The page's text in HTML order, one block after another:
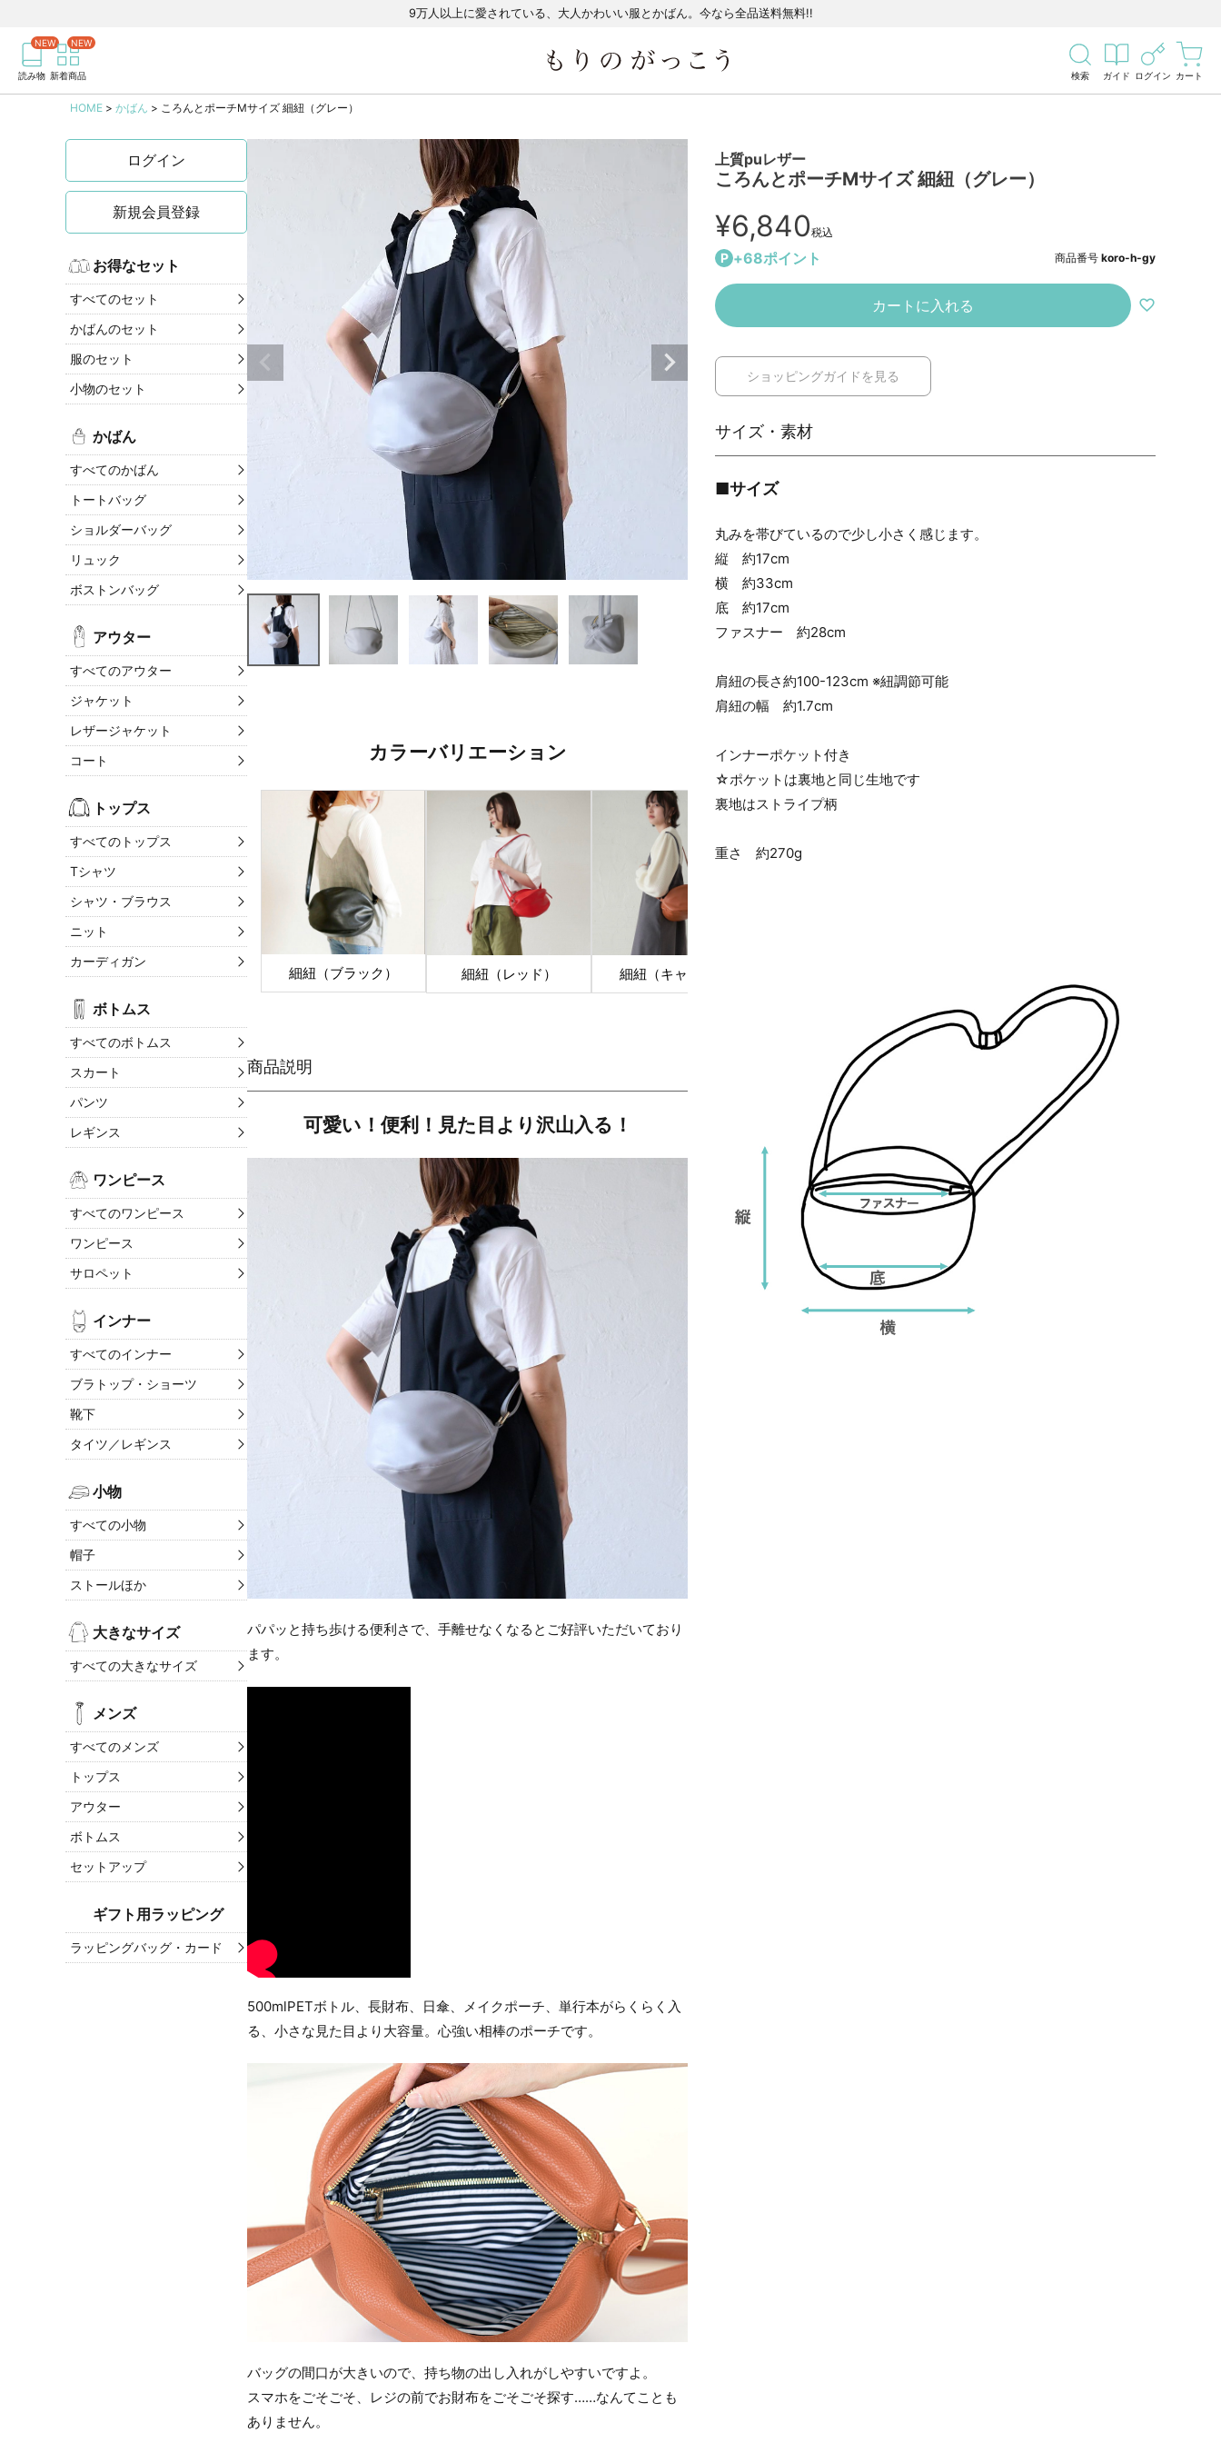
9万人以上に愛されている、大人かわいい服とかばん。今なら全品送料無料!!
読み物 新着商品 検索 ガイド ログイン カート
商品を検索
HOME かばん ころんとポーチMサイズ 細紐（グレー）
ログイン
新規会員登録
お得なセット
すべてのセット
かばんのセット
服のセット
小物のセット
かばん
すべてのかばん
トートバッグ
ショルダーバッグ
リュック
ボストンバッグ
アウター
すべてのアウター
ジャケット
レザージャケット
コート
トップス
すべてのトップス
Tシャツ
シャツ・ブラウス
ニット
カーディガン
ボトムス
すべてのボトムス
スカート
パンツ
レギンス
ワンピース
すべてのワンピース
ワンピース
サロペット
インナー
すべてのインナー
ブラトップ・ショーツ
靴下
タイツ／レギンス
小物
すべての小物
帽子
ストールほか
大きなサイズ
すべての大きなサイズ
メンズ
すべてのメンズ
トップス
アウター
ボトムス
セットアップ
ギフト用ラッピング
ラッピングバッグ・カード
上質puレザー
ころんとポーチMサイズ 細紐（グレー）
¥6,840税込
+68ポイント 商品番号 koro-h-gy
カートに入れる
ショッピングガイドを見る
可愛い！便利！見た目より沢山入る！
パパッと持ち歩ける便利さで、手離せなくなるとご好評いただいており
ます。
500mlPETボトル、長財布、日傘、メイクポーチ、単行本がらくらく入
る、小さな見た目より大容量。心強い相棒のポーチです。
バッグの間口が大きいので、持ち物の出し入れがしやすいですよ。
スマホをごそごそ、レジの前でお財布をごそごそ探す……なんてことも
ありません。
■サイズ
丸みを帯びているので少し小さく感じます。
縦 約17cm
横 約33cm
底 約17cm
ファスナー 約28cm
肩紐の長さ約100-123cm ※紐調節可能
肩紐の幅 約1.7cm
インナーポケット付き
☆ポケットは裏地と同じ生地です
裏地はストライプ柄
重さ 約270g
カラーバリエーション
細紐（ブラック） 細紐（レッド） 細紐（キャメル）